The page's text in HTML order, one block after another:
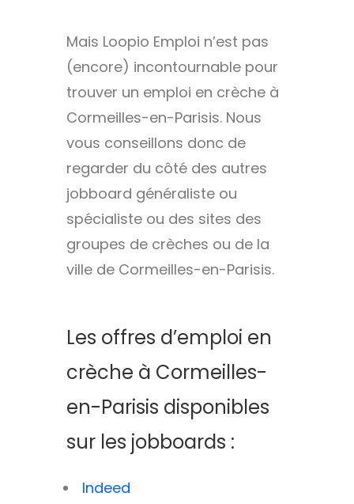
CDI
Mais Loopio Emploi n’est pas
(encore) incontournable pour
trouver un emploi en crèche à
Cormeilles-en-Parisis. Nous
vous conseillons donc de
regarder du côté des autres
jobboard généraliste ou
spécialiste ou des sites des
groupes de crèches ou de la
ville de Cormeilles-en-Parisis.
Les offres d’emploi en
crèche à Cormeilles-
en-Parisis disponibles
sur les jobboards :
Indeed